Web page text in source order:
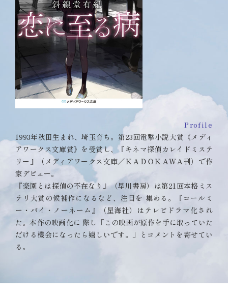
Profile
1993年秋田生まれ、埼玉育ち。第23回電撃小説大賞《メディ
アワークス文庫賞》を受賞し、『キネマ探偵カレイドミステ
リー』（メディアワークス文庫／ＫＡＤＯＫＡＷＡ刊）で作
家デビュー。
『楽園とは探偵の不在なり』（早川書房）は第21回本格ミス
テリ大賞の候補作になるなど、注目を 集める。『コールミ
ー・バイ・ノーネーム』（星海社）はテレビドラマ化され
た。本作の映画化に 際し「この映画が原作を手に取っていた
だける機会になったら嬉しいです。」とコメントを寄せてい
る。